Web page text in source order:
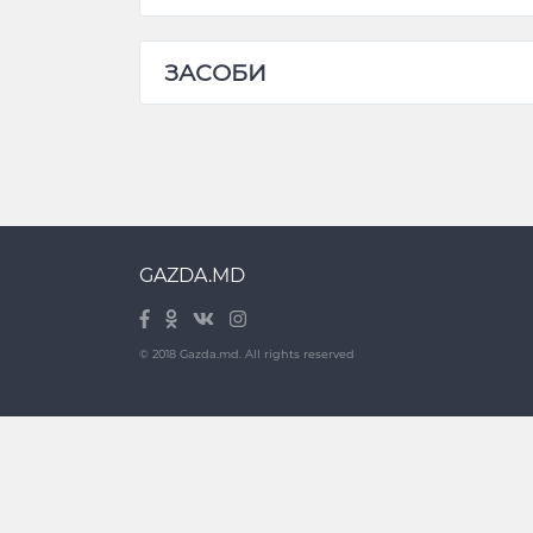
ЗАСОБИ
GAZDA.MD
© 2018 Gazda.md. All rights reserved